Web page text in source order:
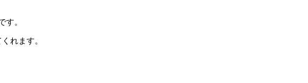
す。
れます。